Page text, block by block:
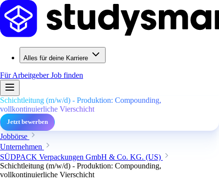
Alles für deine Karriere
Für ArbeitgeberJob finden
Schichtleitung (m/w/d) - Produktion: Compounding,
vollkontinuierliche Vierschicht
Jetzt bewerben
Jobbörse
Unternehmen
SÜDPACK Verpackungen GmbH & Co. KG. (US)
Schichtleitung (m/w/d) - Produktion: Compounding,
vollkontinuierliche Vierschicht